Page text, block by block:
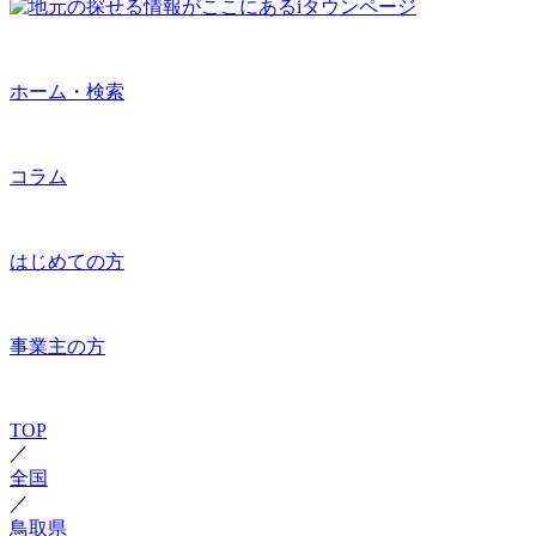
ホーム・検索
コラム
はじめての方
事業主の方
TOP
／
全国
／
鳥取県